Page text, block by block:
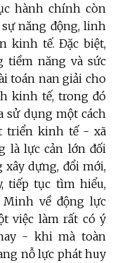
hành chính còn
năng động, linh
kinh tế. Đặc biệt,
tiềm năng và sức
toán nan giải cho
kinh tế, trong đó
sử dụng một cách
triển kinh tế - xã
là lực cản lớn đối
dựng, đổi mới,
tiếp tục tìm hiểu,
về động lực
việc làm rất có ý
- khi mà toàn
nỗ lực phát huy